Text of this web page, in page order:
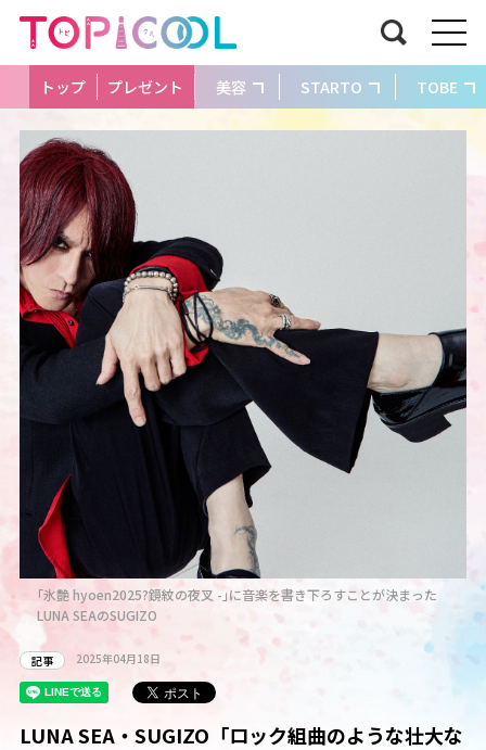
トップ プレゼント 美容 STARTO TOBE
｢氷艶 hyoen2025?鏡紋の夜叉 -｣に音楽を書き下ろすことが決まった
LUNA SEAのSUGIZO
記事 2025年04月18日
LUNA SEA・SUGIZO「ロック組曲のような壮大な